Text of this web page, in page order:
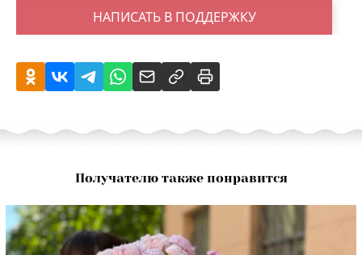
НАПИСАТЬ В ПОДДЕРЖКУ
Получателю также понравится